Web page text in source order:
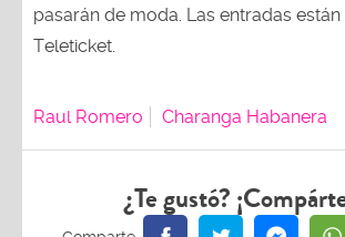
pasarán de moda. Las entradas están
Teleticket.
Raul Romero Charanga Habanera
¿Te gustó?